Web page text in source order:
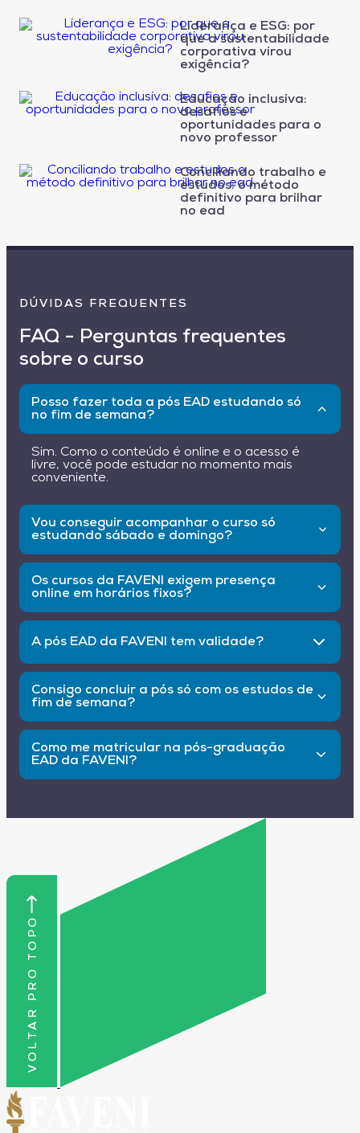
Liderança e ESG: por
que a sustentabilidade
corporativa virou
exigência?
Educação inclusiva:
desafios e
oportunidades para o
novo professor
Conciliando trabalho e
estudos: o método
definitivo para brilhar
no ead
DÚVIDAS FREQUENTES
FAQ - Perguntas frequentes
sobre o curso
Posso fazer toda a pós EAD estudando só
no fim de semana?
Sim. Como o conteúdo é online e o acesso é
livre, você pode estudar no momento mais
conveniente.
Vou conseguir acompanhar o curso só
estudando sábado e domingo?
Sim, desde que tenha disciplina. Com
planejamento, é possível cumprir o cronograma
com tranquilidade.
Os cursos da FAVENI exigem presença
online em horários fixos?
Não. Você escolhe quando acessar o conteúdo e
A pós EAD da FAVENI tem validade?
Sim. Todos os cursos são reconhecidos pelo
MEC e o certificado tem validade nacional.
Consigo concluir a pós só com os estudos de
fim de semana?
Sim. Com dedicação, você pode até acelerar a
conclusão e terminar em 6 meses.
Como me matricular na pós-graduação
EAD da FAVENI?
VOLTAR PRO TOPO